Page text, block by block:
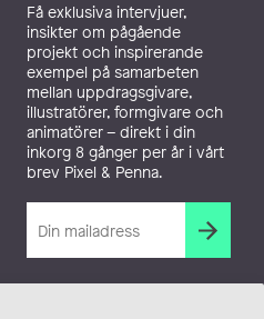
Få exklusiva intervjuer,
insikter om pågående
projekt och inspirerande
exempel på samarbeten
mellan uppdragsgivare,
illustratörer, formgivare och
animatörer – direkt i din
inkorg 8 gånger per år i vårt
brev Pixel & Penna.